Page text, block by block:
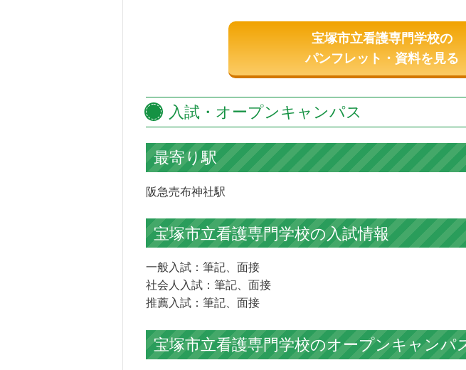
宝塚市立看護専門学校の
パンフレット・資料を見る
入試・オープンキャンパス
最寄り駅
阪急売布神社駅
宝塚市立看護専門学校の入試情報
一般入試：筆記、面接
社会人入試：筆記、面接
推薦入試：筆記、面接
宝塚市立看護専門学校のオープンキャンパ